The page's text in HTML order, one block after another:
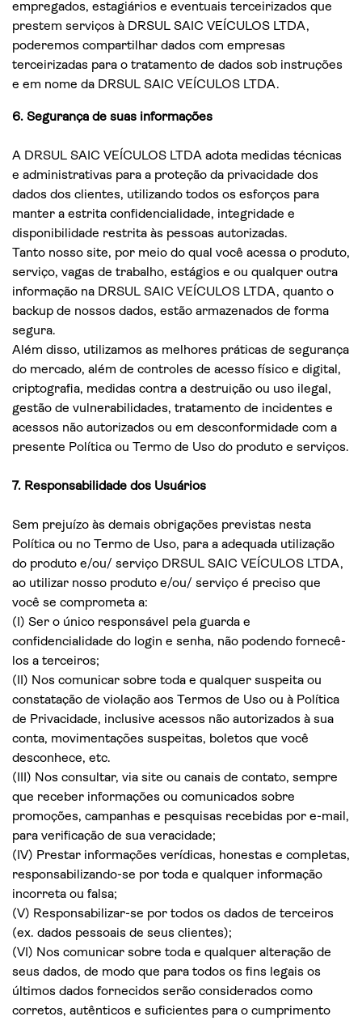
empregados, estagiários e eventuais terceirizados que
prestem serviços à DRSUL SAIC VEÍCULOS LTDA,
poderemos compartilhar dados com empresas
terceirizadas para o tratamento de dados sob instruções
e em nome da DRSUL SAIC VEÍCULOS LTDA.
6. Segurança de suas informações
A DRSUL SAIC VEÍCULOS LTDA adota medidas técnicas
e administrativas para a proteção da privacidade dos
dados dos clientes, utilizando todos os esforços para
manter a estrita confidencialidade, integridade e
disponibilidade restrita às pessoas autorizadas.
Tanto nosso site, por meio do qual você acessa o produto,
serviço, vagas de trabalho, estágios e ou qualquer outra
informação na DRSUL SAIC VEÍCULOS LTDA, quanto o
backup de nossos dados, estão armazenados de forma
segura.
Além disso, utilizamos as melhores práticas de segurança
do mercado, além de controles de acesso físico e digital,
criptografia, medidas contra a destruição ou uso ilegal,
gestão de vulnerabilidades, tratamento de incidentes e
acessos não autorizados ou em desconformidade com a
presente Política ou Termo de Uso do produto e serviços.
7. Responsabilidade dos Usuários
Sem prejuízo às demais obrigações previstas nesta
Política ou no Termo de Uso, para a adequada utilização
do produto e/ou/ serviço DRSUL SAIC VEÍCULOS LTDA,
ao utilizar nosso produto e/ou/ serviço é preciso que
você se comprometa a:
(I) Ser o único responsável pela guarda e
confidencialidade do login e senha, não podendo fornecê-
los a terceiros;
(II) Nos comunicar sobre toda e qualquer suspeita ou
constatação de violação aos Termos de Uso ou à Política
de Privacidade, inclusive acessos não autorizados à sua
conta, movimentações suspeitas, boletos que você
desconhece, etc.
(III) Nos consultar, via site ou canais de contato, sempre
que receber informações ou comunicados sobre
promoções, campanhas e pesquisas recebidas por e-mail,
para verificação de sua veracidade;
(IV) Prestar informações verídicas, honestas e completas,
responsabilizando-se por toda e qualquer informação
incorreta ou falsa;
(V) Responsabilizar-se por todos os dados de terceiros
(ex. dados pessoais de seus clientes);
(VI) Nos comunicar sobre toda e qualquer alteração de
seus dados, de modo que para todos os fins legais os
últimos dados fornecidos serão considerados como
corretos, autênticos e suficientes para o cumprimento